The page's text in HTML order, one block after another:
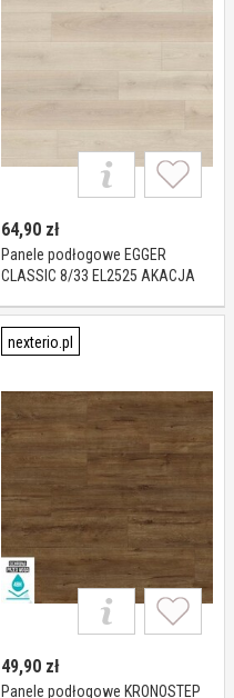
64,90 zł
Panele podłogowe EGGER
CLASSIC 8/33 EL2525 AKACJA
nexterio.pl
49,90 zł
Panele podłogowe KRONOSTEP